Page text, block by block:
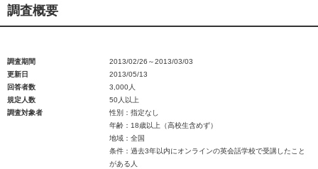
調査概要
調査期間
2013/02/26～2013/03/03
更新日
2013/05/13
回答者数
3,000人
規定人数
50人以上
調査対象者
性別：指定なし
年齢：18歳以上（高校生含めず）
地域：全国
条件：過去3年以内にオンラインの英会話学校で受講したこと
がある人